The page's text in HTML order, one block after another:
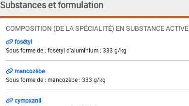
Substances et formulation
COMPOSITION (DE LA SPÉCIALITÉ) EN SUBSTANCE ACTIVE
fosétyl
Sous forme de : fosétyl d'aluminium : 333 g/kg
mancozèbe
Sous forme de : mancozèbe : 333 g/kg
cymoxanil